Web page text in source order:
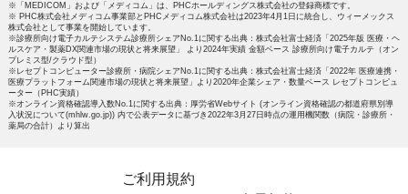
※「MEDICOM」および「メディコム」は、PHCホールディングス株式会社の登録商標です。
※ PHC株式会社メディコム事業部とPHCメディコム株式会社は2023年4月1日に統合し、ウィーメックス
株式会社として事業を開始しています。
※診療所向け電子カルテシステム診療所シェアNo.1に関する出典：株式会社富士経済「2025年版 医療・ヘ
ルスケア・製薬DX関連市場の現状と将来展望」 より2024年実績 金額ベース 診療所向け電子カルテ（オン
プレミス型/クラウド型）
※レセプトコンピューター診療所・病院シェアNo.1に関する出典：株式会社富士経済「2022年 医療連携・
医療プラットフォーム関連市場の現状と将来展望」より2020年企業シェア・数量ベース レセプトコンピュ
ーター（PHC実績）
※オンライン資格確認導入数No.1に関する出典：厚労省Webサイト (オンライン資格確認の都道府県別導
入状況について(mhlw.go.jp)) 内で公表データに基づき2022年3月27日時点の運用機関数（病院・診療所・
薬局の合計）より算出
ご利用規約